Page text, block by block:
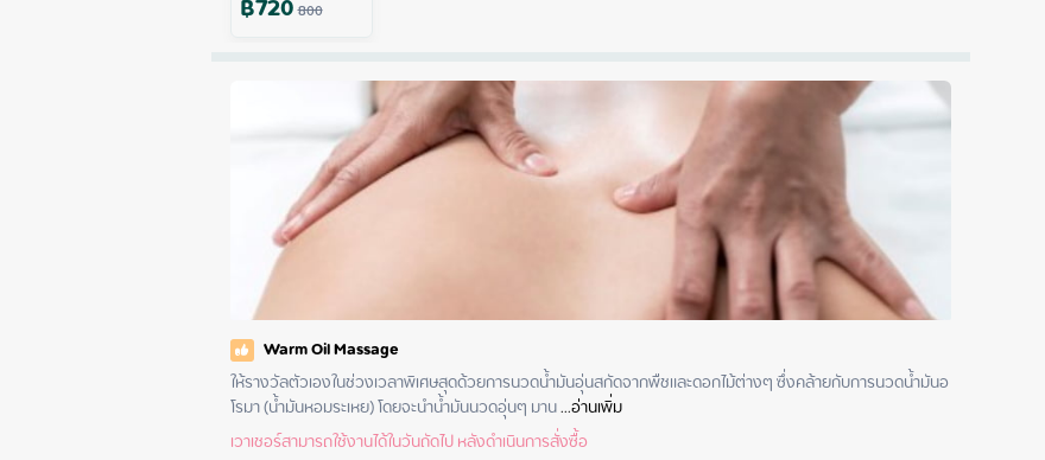
800
Warm Oil Massage
ให้รางวัลตัวเองในช่วงเวลาพิเศษสุดด้วยการนวดน้ำมันอุ่นสกัดจากพืชและดอกไม้ต่างๆ ซึ่งคล้ายกับการนวดน้ำมันอ
โรมา (น้ำมันหอมระเหย) โดยจะนำน้ำมันนวดอุ่นๆ มาน ...อ่านเพิ่ม
เวาเชอร์สามารถใช้งานได้ในวันถัดไป หลังดำเนินการสั่งซื้อ